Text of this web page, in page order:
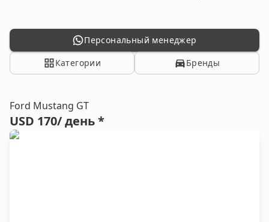
Персональный менеджер
Категории
Бренды
Ford Mustang GT
USD 170/ день *